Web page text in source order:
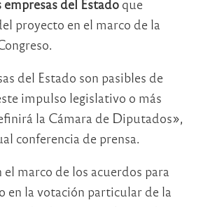
del Estado que
proyecto en el marco de la
del Estado son pasibles de
impulso legislativo o más
la Cámara de Diputados»,
conferencia de prensa.
el marco de los acuerdos para
en la votación particular de la